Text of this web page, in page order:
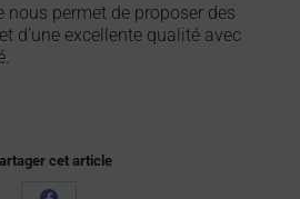
nous permet de proposer des
d’une excellente qualité avec
cet article